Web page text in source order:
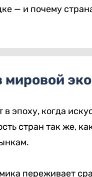
— и почему
мировой
эпоху, когда
стран так же,
переживает